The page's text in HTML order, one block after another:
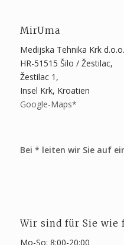
MirUma
Medijska Tehnika Krk
HR-51515 Šilo / Žestilac,
Žestilac 1,
Insel Krk, Kroatien
Google-Maps*
Bei * leiten wir Sie auf
Wir sind für Sie wie
Mo-So: 8:00-20:00